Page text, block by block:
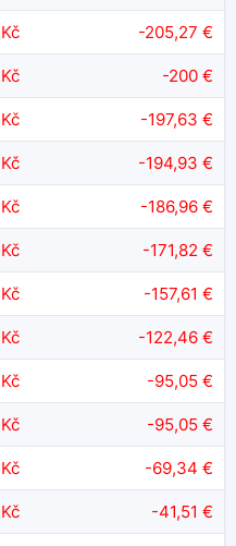
-205,27 €
-200 €
-197,63 €
-194,93 €
-186,96 €
-171,82 €
-157,61 €
-122,46 €
-95,05 €
-95,05 €
-69,34 €
-41,51 €